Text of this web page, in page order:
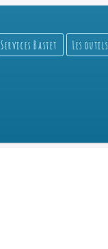
Services Bastet Les outils